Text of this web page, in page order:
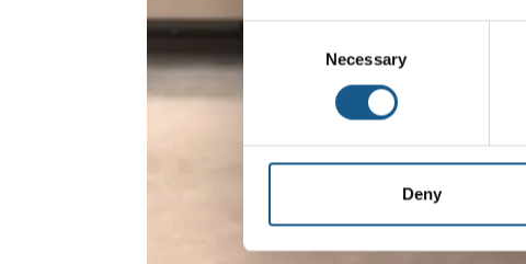
Selection
Necessary
Deny